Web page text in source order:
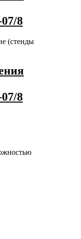
8
(стенды
8